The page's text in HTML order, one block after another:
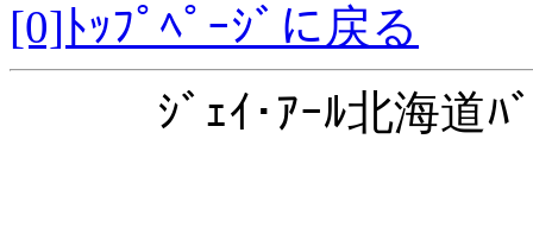
[0]ﾄｯﾌﾟﾍﾟｰｼﾞに戻る
ｼﾞｪｲ･ｱｰﾙ北海道